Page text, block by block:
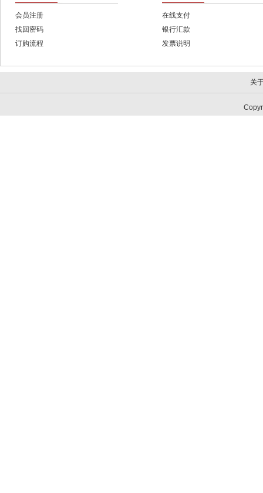
会员注册
找回密码
订购流程
在线支付
银行汇款
发票说明
关